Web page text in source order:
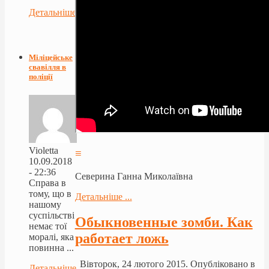
≡
Северина Ганна Миколаївна
Детальніше ...
Обыкновенные зомби. Как
работает ложь
Вівторок, 24 лютого 2015. Опубліковано в
Детальніше...
Міліцейське
свавілля в
поліції
Violetta
10.09.2018
- 22:36
Справа в
тому, що в
нашому
суспільстві
немає тої
моралі, яка
повинна ...